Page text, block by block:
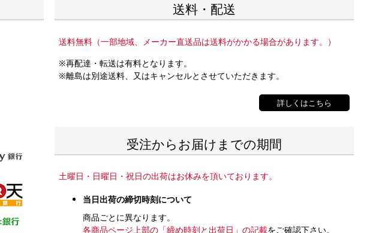
送料・配送
送料無料（一部地域、メーカー直送品は送料がかかる場合があります。）
※再配達・転送は有料となります。
※離島は別途送料、又はキャンセルとさせていただきます。
詳しくはこちら
受注からお届けまでの期間
土曜日・日曜日・祝日の出荷はお休みを頂いております。
当日出荷の締切時刻について
商品ごとに異なります。
各商品ページ上部の「締め時刻と出荷日」の記載をご確認下さい。